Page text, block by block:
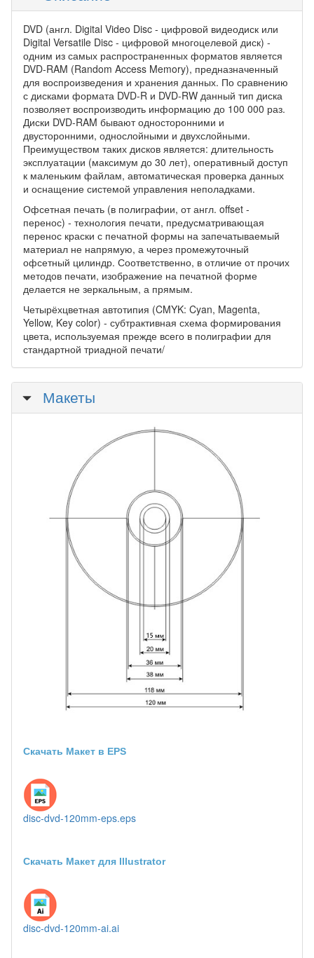
DVD (англ. Digital Video Disc - цифровой видеодиск или
Digital Versatile Disc - цифровой многоцелевой диск) -
одним из самых распространенных форматов является
DVD-RAM (Random Access Memory), предназначенный
для воспроизведения и хранения данных. По сравнению
с дисками формата DVD-R и DVD-RW данный тип диска
позволяет воспроизводить информацию до 100 000 раз.
Диски DVD-RAM бывают односторонними и
двусторонними, однослойными и двухслойными.
Преимуществом таких дисков является: длительность
эксплуатации (максимум до 30 лет), оперативный доступ
к маленьким файлам, автоматическая проверка данных
и оснащение системой управления неполадками.
Офсетная печать (в полиграфии, от англ. offset -
перенос) - технология печати, предусматривающая
перенос краски с печатной формы на запечатываемый
материал не напрямую, а через промежуточный
офсетный цилиндр. Соответственно, в отличие от прочих
методов печати, изображение на печатной форме
делается не зеркальным, а прямым.
Четырёхцветная автотипия (CMYK: Cyan, Magenta,
Yellow, Key color) - субтрактивная схема формирования
цвета, используемая прежде всего в полиграфии для
стандартной триадной печати/
Скрыть
Макеты
Скачать Макет в EPS
disc-dvd-120mm-eps.eps
Скачать Макет для Illustrator
disc-dvd-120mm-ai.ai